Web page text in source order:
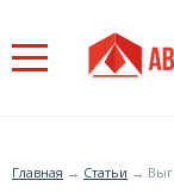
to
navigation
Главная → Статьи →